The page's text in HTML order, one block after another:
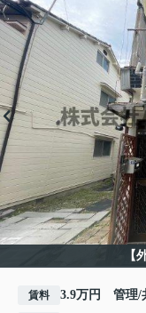
【
賃料 3.9万円 管理/